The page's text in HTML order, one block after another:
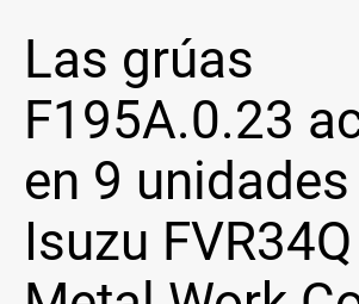
Las grúas
F195A.0.23
en 9
Isuzu